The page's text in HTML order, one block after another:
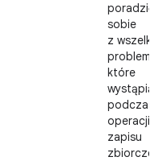
poradzić
sobie
z
które
wystąpią
podczas
operacji
zapisu